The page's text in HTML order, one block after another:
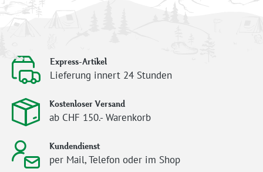
Express-Artikel
Lieferung innert 24 Stunden
Kostenloser Versand
ab CHF 150.- Warenkorb
Kundendienst
per Mail, Telefon oder im Shop